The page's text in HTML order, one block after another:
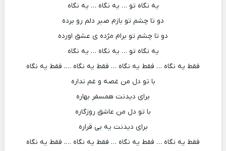
یه نگاه تو … یه نگاه … یه نگاه
دو تا چشم تو بازم صبر دلم رو برده
دو تا چشم تو برام مژده ی عشق اورده
یه نگاه تو … یه نگاه … یه نگاه
فقط یه نگاه … فقط یه نگاه … فقط یه نگاه …. فقط یه نگاه
با تو دل من غصه و غم نداره
برای دیدنت همسفر بهاره
با تو دل من عاشق روزگاره
برای دیدنت یه بی قراره
فقط یه نگاه … فقط یه نگاه … فقط یه نگاه …. فقط یه نگاه